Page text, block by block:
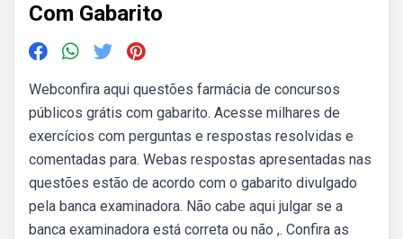
Com Gabarito
Webconfira aqui questões farmácia de concursos
públicos grátis com gabarito. Acesse milhares de
exercícios com perguntas e respostas resolvidas e
comentadas para. Webas respostas apresentadas nas
questões estão de acordo com o gabarito divulgado
pela banca examinadora. Não cabe aqui julgar se a
banca examinadora está correta ou não ,. Confira as